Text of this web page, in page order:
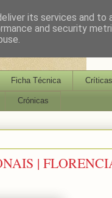
Ficha Técnica
Crónicas
|
its services and to
and security